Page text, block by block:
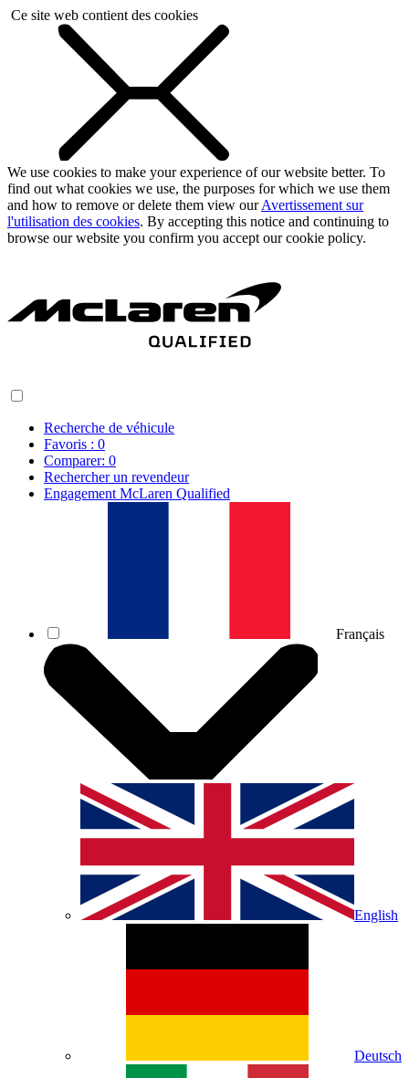
Ce site web contient des cookies
We use cookies to make your experience of our website better. To
find out what cookies we use, the purposes for which we use them
and how to remove or delete them view ourAvertissement sur
l'utilisation des cookies. By accepting this notice and continuing to
browse our website you confirm you accept our cookie policy.
Recherche de véhicule
Favoris : 0
Comparer: 0
Rechercher un revendeur
Engagement McLaren Qualified
Français
English
Deutsch